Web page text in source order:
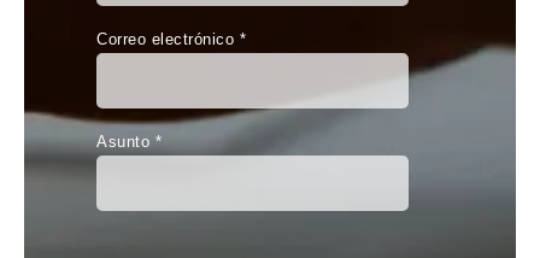
Correo electrónico *
Asunto *